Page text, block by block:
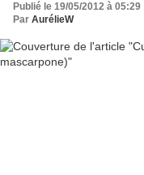
Publié le 19/05/2012 à 05:29
Par AurélieW